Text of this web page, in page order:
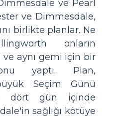
ve Pearl
ve Dimmesdale,
birlikte planlar. Ne
onların
ve aynı gemi için bir
yaptı. Plan,
Seçim Günü
dört gün içinde
sağlığı kötüye